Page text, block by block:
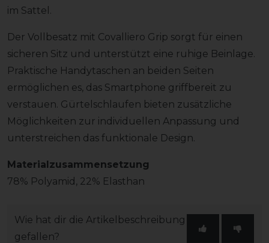
im Sattel.
Der Vollbesatz mit Covalliero Grip sorgt für einen
sicheren Sitz und unterstützt eine ruhige Beinlage.
Praktische Handytaschen an beiden Seiten
ermöglichen es, das Smartphone griffbereit zu
verstauen. Gürtelschlaufen bieten zusätzliche
Möglichkeiten zur individuellen Anpassung und
unterstreichen das funktionale Design.
Materialzusammensetzung
78% Polyamid, 22% Elasthan
Wie hat dir die Artikelbeschreibung
gefallen?